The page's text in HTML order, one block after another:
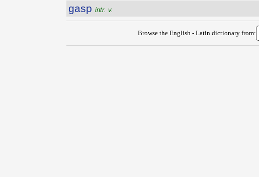
gasp intr. v.
Browse the English - Latin dictionary from: